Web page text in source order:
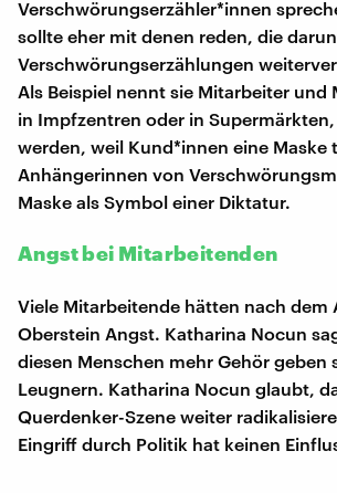
Verschwörungserzähler*innen
sollte eher mit denen reden, die
Verschwörungserzählungen
Als Beispiel nennt sie Mitarbeiter und
in Impfzentren oder in
werden, weil Kund*innen eine Maske
Anhängerinnen von
Maske als Symbol einer Diktatur.
Angst bei Mitarbeitenden
Viele Mitarbeitende hätten nach dem
Oberstein Angst. Katharina Nocun
diesen Menschen mehr Gehör geben
Leugnern. Katharina Nocun glaubt,
Querdenker-Szene weiter
Eingriff durch Politik hat keinen